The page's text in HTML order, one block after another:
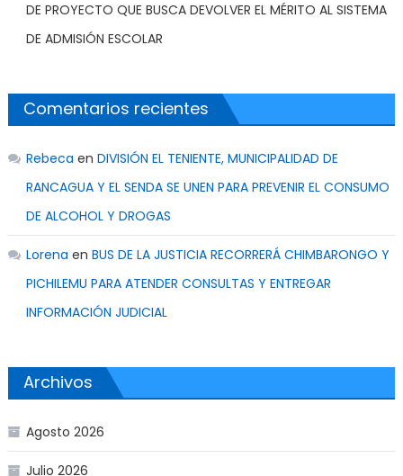
DE PROYECTO QUE BUSCA DEVOLVER EL MÉRITO AL SISTEMA
DE ADMISIÓN ESCOLAR
Comentarios recientes
Rebeca en DIVISIÓN EL TENIENTE, MUNICIPALIDAD DE
RANCAGUA Y EL SENDA SE UNEN PARA PREVENIR EL CONSUMO
DE ALCOHOL Y DROGAS
Lorena en BUS DE LA JUSTICIA RECORRERÁ CHIMBARONGO Y
PICHILEMU PARA ATENDER CONSULTAS Y ENTREGAR
INFORMACIÓN JUDICIAL
Archivos
Agosto 2026
Julio 2026